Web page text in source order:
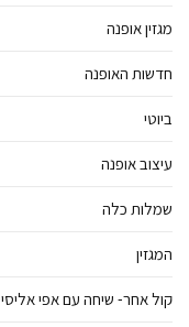
מגזין אופנה
חדשות האופנה
ביוטי
עיצוב אופנה
שמלות כלה
המגזין
קול אחר- שיחה עם אפי אליסי